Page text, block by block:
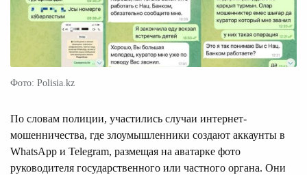
Фото: Polisia.kz
По словам полиции, участились случаи интернет-
мошенничества, где злоумышленники создают аккаунты в
WhatsApp и Telegram, размещая на аватарке фото
руководителя государственного или частного органа. Они